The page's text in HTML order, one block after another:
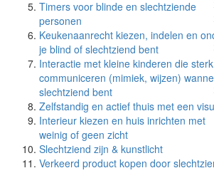
Timers voor blinde en slechtziende
personen
Keukenaanrecht kiezen, indelen en
je blind of slechtziend bent
Interactie met kleine kinderen die
communiceren (mimiek, wijzen)
slechtziend bent
Zelfstandig en actief thuis met een
Interieur kiezen en huis inrichten met
weinig of geen zicht
Slechtziend zijn & kunstlicht
Verkeerd product kopen door